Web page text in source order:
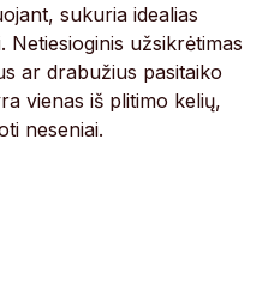
sukuria idealias
Netiesioginis užsikrėtimas
ar drabužius pasitaiko
vienas iš plitimo kelių,
neseniai.